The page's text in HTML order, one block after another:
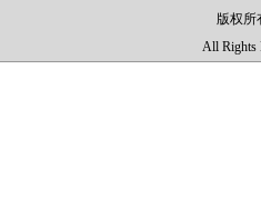
版权所
All Rights